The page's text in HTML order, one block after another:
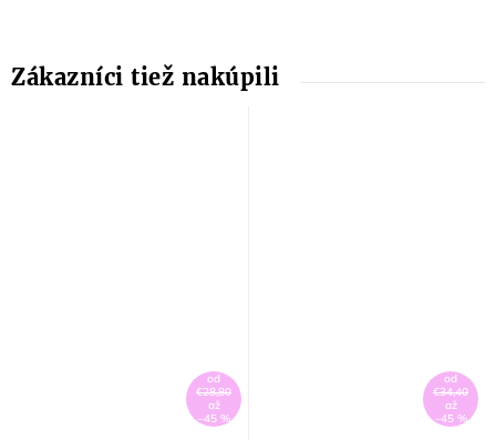
od
€28,80
až
–45 %
od
€34,40
až
–45 %